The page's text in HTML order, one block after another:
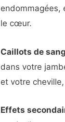
endommagées,
le cœur.
Caillots de
dans votre
et votre
Effets